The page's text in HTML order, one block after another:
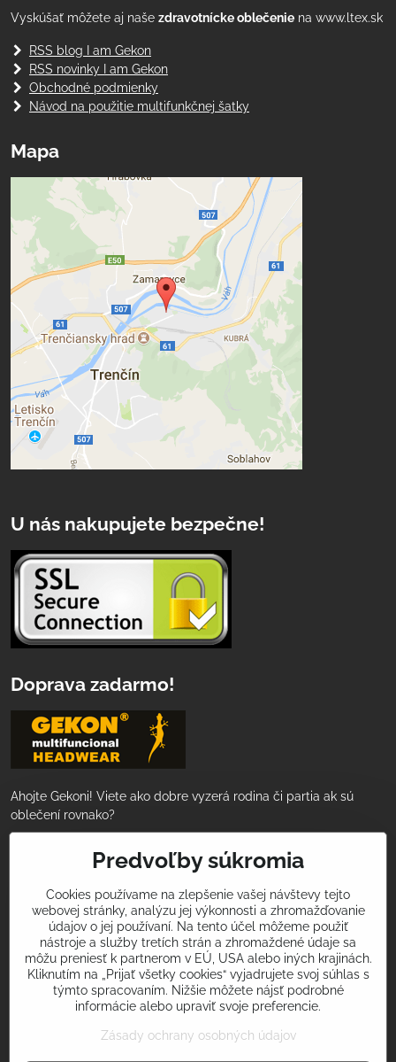
Vyskúšať môžete aj naše zdravotnícke oblečenie na www.ltex.sk
RSS blog I am Gekon
RSS novinky I am Gekon
Obchodné podmienky
Návod na použitie multifunkčnej šatky
Mapa
U nás nakupujete bezpečne!
Doprava zadarmo!
Ahojte Gekoni! Viete ako dobre vyzerá rodina či partia ak sú
oblečení rovnako?
Nakúpte za 50€ a tovar Vám doručíme
ZADARMO!
Podeľte sa s nami o Vaše športové zážitky
a úspechy!
Použite v príspevkoch na sociálnych sietiach hashtagy
#iamgekonalebo#multifunkcnasatkaa my Vás príjemne
prekvapíme! Tvorme spolu svet nadšenia pre šport v krásnom
Predvoľby súkromia
Cookies používame na zlepšenie vašej návštevy tejto
webovej stránky, analýzu jej výkonnosti a zhromažďovanie
údajov o jej používaní. Na tento účel môžeme použiť
nástroje a služby tretích strán a zhromaždené údaje sa
môžu preniesť k partnerom v EÚ, USA alebo iných krajinách.
Kliknutím na „Prijať všetky cookies“ vyjadrujete svoj súhlas s
týmto spracovaním. Nižšie môžete nájsť podrobné
informácie alebo upraviť svoje preferencie.
Zásady ochrany osobných údajov